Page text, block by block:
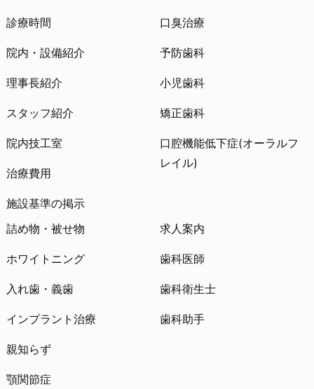
診療時間
院内・設備紹介
理事長紹介
スタッフ紹介
院内技工室
治療費用
施設基準の掲示
口臭治療
予防歯科
小児歯科
矯正歯科
口腔機能低下症(オーラルフ
レイル)
詰め物・被せ物
ホワイトニング
入れ歯・義歯
インプラント治療
親知らず
顎関節症
求人案内
歯科医師
歯科衛生士
歯科助手